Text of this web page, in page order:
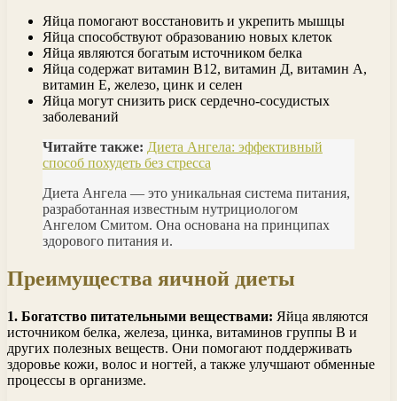
Яйца помогают восстановить и укрепить мышцы
Яйца способствуют образованию новых клеток
Яйца являются богатым источником белка
Яйца содержат витамин В12, витамин Д, витамин А,
витамин Е, железо, цинк и селен
Яйца могут снизить риск сердечно-сосудистых
заболеваний
Читайте также: Диета Ангела: эффективный
способ похудеть без стресса
Диета Ангела — это уникальная система питания,
разработанная известным нутрициологом
Ангелом Смитом. Она основана на принципах
здорового питания и.
Преимущества яичной диеты
1. Богатство питательными веществами: Яйца являются
источником белка, железа, цинка, витаминов группы В и
других полезных веществ. Они помогают поддерживать
здоровье кожи, волос и ногтей, а также улучшают обменные
процессы в организме.